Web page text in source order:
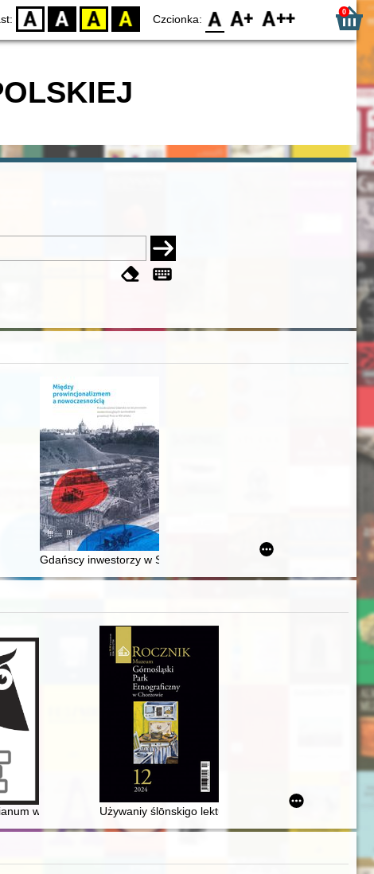
D BW YB BY Czcionka: F0 F1 F2 0
od średniowiecza do dziś
Gdańscy inwestorzy w Sopocie : prestiż finansowy i towarzyski
Wschodniej i Ziemi Kaliskiej"
Skwierkù" Franciszka Sędzickiego
w Krakowie wczoraj i dziś : 90 lat Wydziału Filozoficznego
Używaniy ślōnskigo lektu we polskich państwowych i